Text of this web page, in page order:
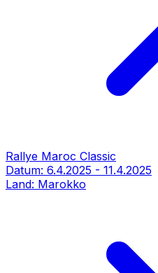
Rallye Maroc Classic
Datum: 6.4.2025 - 11.4.2025
Land: Marokko